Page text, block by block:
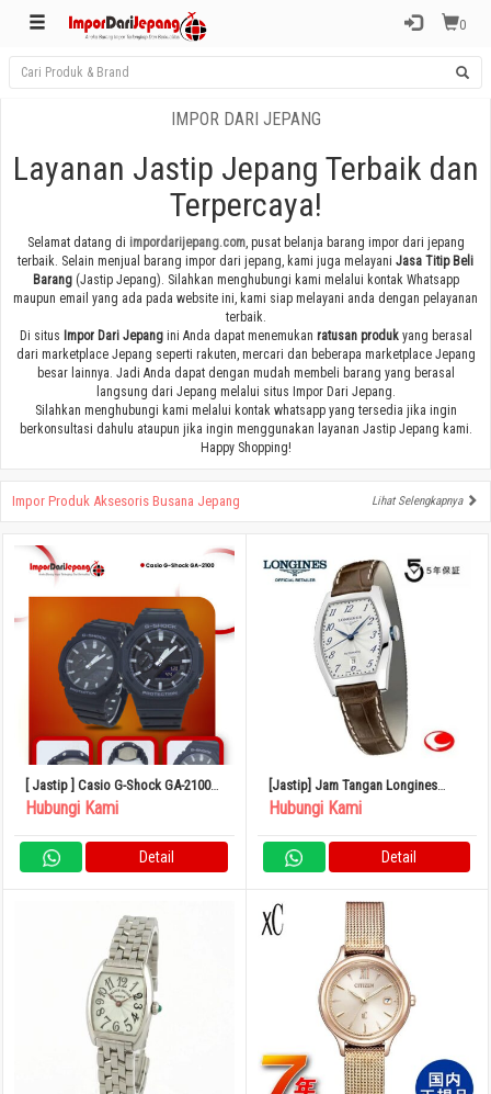
0
IMPOR DARI JEPANG
Layanan Jastip Jepang Terbaik dan
Terpercaya!
Selamat datang di impordarijepang.com, pusat belanja barang impor dari jepang
terbaik. Selain menjual barang impor dari jepang, kami juga melayani Jasa Titip Beli
Barang(Jastip Jepang). Silahkan menghubungi kami melalui kontak Whatsapp
maupun email yang ada pada website ini, kami siap melayani anda dengan pelayanan
terbaik.
Di situs Impor Dari Jepangini Anda dapat menemukan ratusan produkyang berasal
dari marketplace Jepang seperti rakuten, mercari dan beberapa marketplace Jepang
besar lainnya. Jadi Anda dapat dengan mudah membeli barang yang berasal
langsung dari Jepang melalui situs Impor Dari Jepang.
Silahkan menghubungi kami melalui kontak whatsapp yang tersedia jika ingin
berkonsultasi dahulu ataupun jika ingin menggunakan layanan Jastip Jepang kami.
Happy Shopping!
Impor Produk Aksesoris Busana Jepang Lihat Selengkapnya
[ Jastip ] Casio G-Shock GA-2100
Japan
Hubungi Kami
Detail
[Jastip] Jam Tangan Longines
Evidenza Pemutar Otomatis
L2.142.4.73.4
Hubungi Kami
Detail